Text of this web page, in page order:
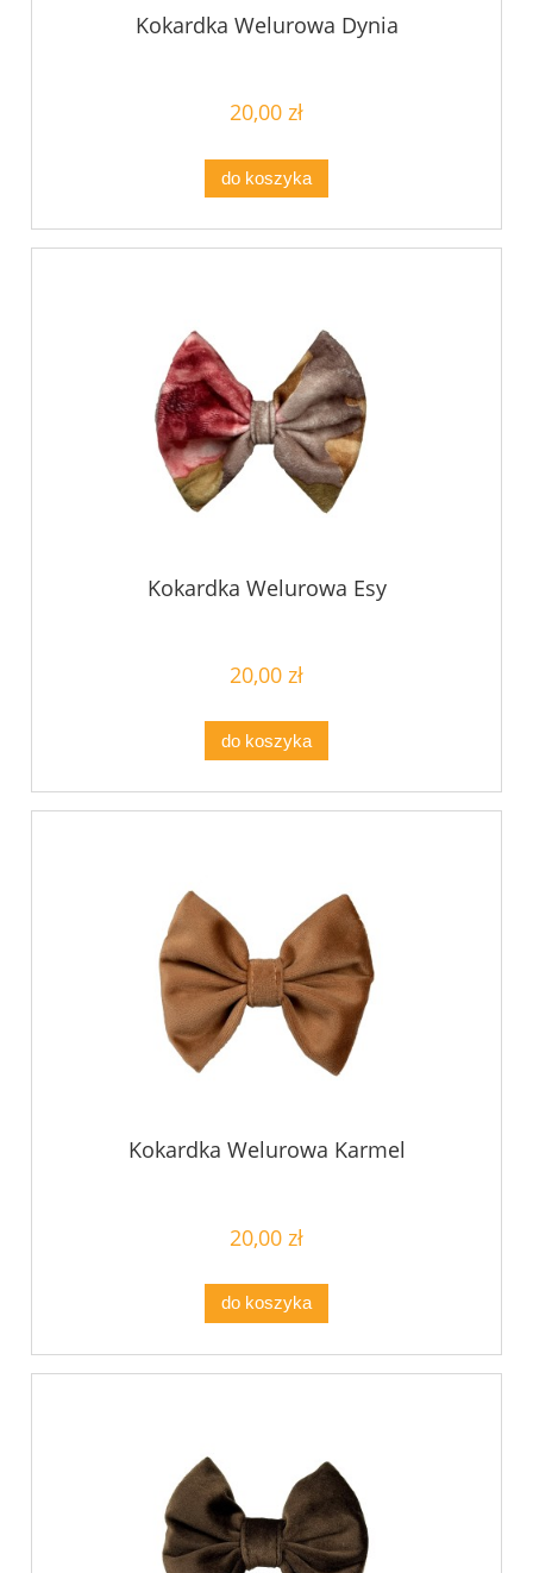
Kokardka Welurowa Dynia
20,00 zł
do koszyka
Kokardka Welurowa Esy
20,00 zł
do koszyka
Kokardka Welurowa Karmel
20,00 zł
do koszyka